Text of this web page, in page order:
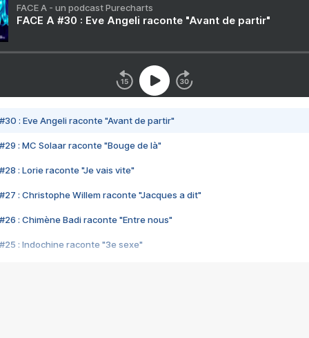
FACE A - un podcast Purecharts
FACE A #30 : Eve Angeli raconte "Avant de partir"
#30 : Eve Angeli raconte "Avant de partir"
#29 : MC Solaar raconte "Bouge de là"
#28 : Lorie raconte "Je vais vite"
#27 : Christophe Willem raconte "Jacques a dit"
#26 : Chimène Badi raconte "Entre nous"
#25 : Indochine raconte "3e sexe"